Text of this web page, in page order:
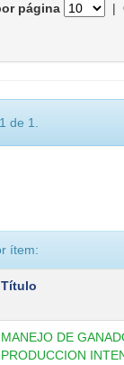
página |
de 1.
ítem:
Título
MANEJO DE
PRODUCCION